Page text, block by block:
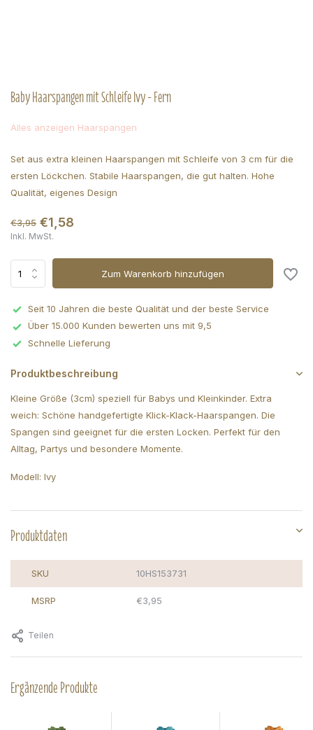
Baby Haarspangen mit Schleife Ivy - Fern
Alles anzeigen Haarspangen
Set aus extra kleinen Haarspangen mit Schleife von 3 cm für die
ersten Löckchen. Stabile Haarspangen, die gut halten. Hohe
Qualität, eigenes Design
€3,95 €1,58
Inkl. MwSt.
Zum Warenkorb hinzufügen
Seit 10 Jahren die beste Qualität und der beste Service
Über 15.000 Kunden bewerten uns mit 9,5
Schnelle Lieferung
Produktbeschreibung
Kleine Größe (3cm) speziell für Babys und Kleinkinder. Extra
weich: Schöne handgefertigte Klick-Klack-Haarspangen. Die
Spangen sind geeignet für die ersten Locken. Perfekt für den
Alltag, Partys und besondere Momente.
Modell: Ivy
Produktdaten
SKU 10HS153731
MSRP €3,95
Teilen
Ergänzende Produkte